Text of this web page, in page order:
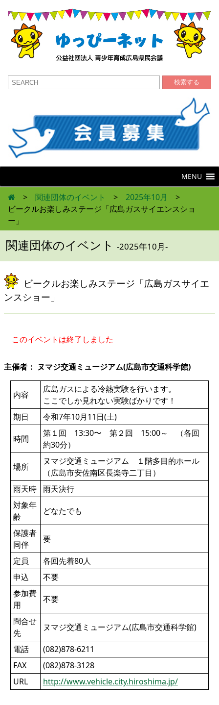
検索する
MENU
> 関連団体のイベント > 2025年10月
>
ビークルお楽しみステージ「広島ガスサイエンスショ
ー」
関連団体のイベント -2025年10月-
ビークルお楽しみステージ「広島ガスサイエ
ンスショー」
このイベントは終了しました
主催者： ヌマジ交通ミュージアム(広島市交通科学館)
内容
広島ガスによる冷熱実験を行います。
ここでしか見れない実験ばかりです！
期日
令和7年10月11日(土)
時間
第１回 13:30〜 第２回 15:00～ （各回
約30分）
場所
ヌマジ交通ミュージアム １階多目的ホール
（広島市安佐南区長楽寺二丁目）
雨天時
雨天決行
対象年
齢
どなたでも
保護者
同伴
要
定員
各回先着80人
申込
不要
参加費
用
不要
問合せ
先
ヌマジ交通ミュージアム(広島市交通科学館)
電話
(082)878-6211
FAX
(082)878-3128
URL
http://www.vehicle.city.hiroshima.jp/